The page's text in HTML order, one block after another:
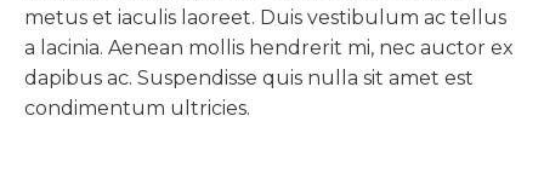
metus et iaculis laoreet. Duis vestibulum ac tellus
a lacinia. Aenean mollis hendrerit mi, nec auctor ex
dapibus ac. Suspendisse quis nulla sit amet est
condimentum ultricies.